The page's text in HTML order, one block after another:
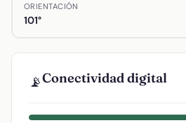
ORIENTACIÓN
101°
📡Conectividad digital